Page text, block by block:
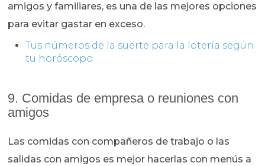
amigos y familiares, es una de las mejores opciones
para evitar gastar en exceso.
Tus números de la suerte para la lotería según
tu horóscopo
9. Comidas de empresa o reuniones con
amigos
Las comidas con compañeros de trabajo o las
salidas con amigos es mejor hacerlas con menús a